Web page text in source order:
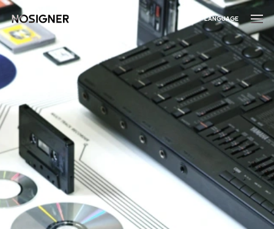
หน้าหลัก เลือกภาษา
LANGUAGE